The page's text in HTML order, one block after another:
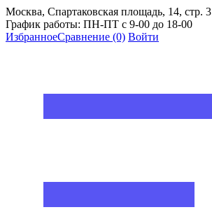
Москва, Спартаковская площадь, 14, стр. 3
График работы: ПН-ПТ с 9-00 до 18-00
ИзбранноеСравнение (0) Войти